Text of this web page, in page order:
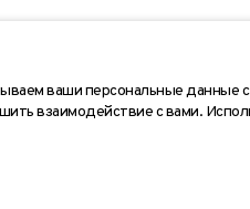
Политика
ваши персональные
взаимодействие с вами.